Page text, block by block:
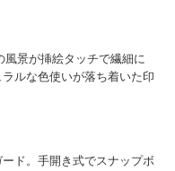
風景が挿絵タッチで繊細に
ルな色使いが落ち着いた印
ド。手開き式でスナップボ